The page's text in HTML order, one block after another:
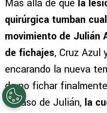
Más allá de que la
quirúrgica tumban
movimiento de Julián
de fichajes, Cruz Azul
encarando la nueva
de no fichar
el caso de Julián, la